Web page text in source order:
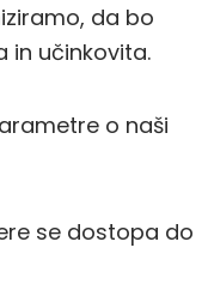
da bo
in učinkovita.
o naši
se dostopa do